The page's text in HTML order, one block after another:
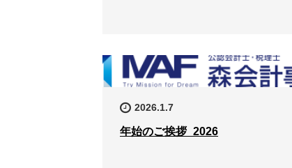
2026.1.7
年始のご挨拶_2026